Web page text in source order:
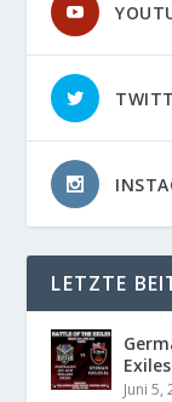
LETZTE
Exiles
Juni 5,